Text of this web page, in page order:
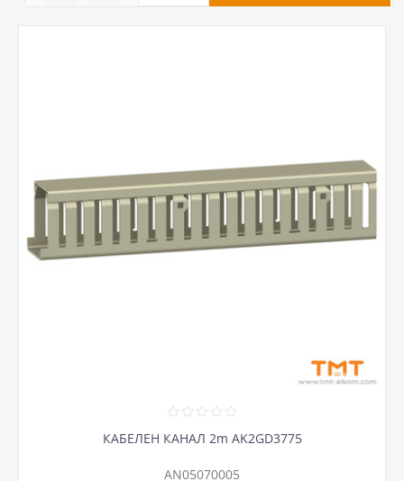
КАБЕЛЕН КАНАЛ 2m AK2GD3775
AN05070005